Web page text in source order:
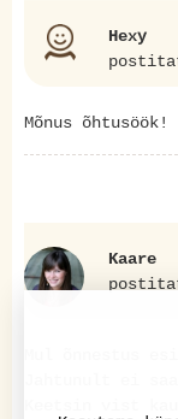
Hexy
Mõnus õhtusöök!
Kaare
Mul õnnestus
Jahtunult ei